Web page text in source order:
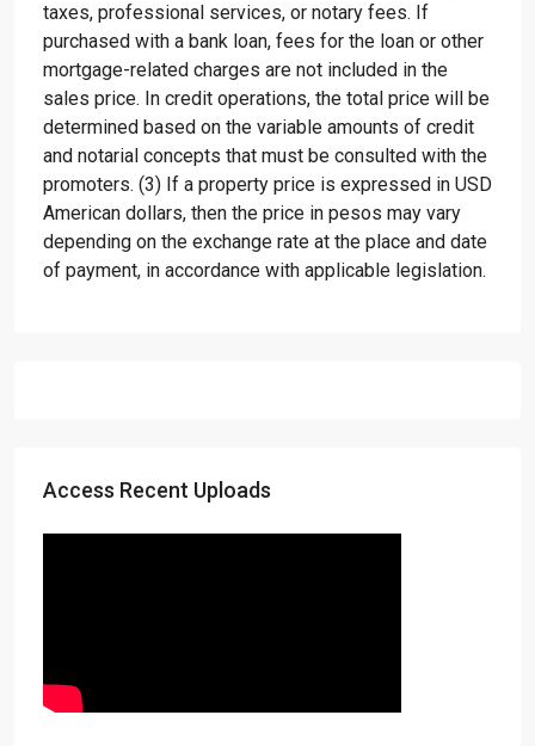
taxes, professional services, or notary fees. If
purchased with a bank loan, fees for the loan or other
mortgage-related charges are not included in the
sales price. In credit operations, the total price will be
determined based on the variable amounts of credit
and notarial concepts that must be consulted with the
promoters. (3) If a property price is expressed in USD
American dollars, then the price in pesos may vary
depending on the exchange rate at the place and date
of payment, in accordance with applicable legislation.
Access Recent Uploads